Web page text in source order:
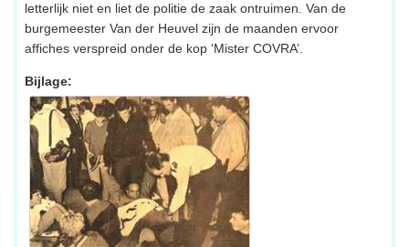
letterlijk niet en liet de politie de zaak ontruimen. Van de
burgemeester Van der Heuvel zijn de maanden ervoor
affiches verspreid onder de kop ‘Mister COVRA’.
Bijlage: